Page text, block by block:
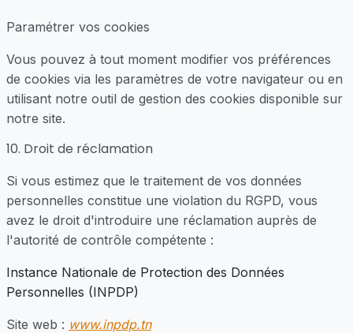
Paramétrer vos cookies
Vous pouvez à tout moment modifier vos préférences
de cookies via les paramètres de votre navigateur ou en
utilisant notre outil de gestion des cookies disponible sur
notre site.
10. Droit de réclamation
Si vous estimez que le traitement de vos données
personnelles constitue une violation du RGPD, vous
avez le droit d'introduire une réclamation auprès de
l'autorité de contrôle compétente :
Instance Nationale de Protection des Données
Personnelles (INPDP)
Site web : www.inpdp.tn